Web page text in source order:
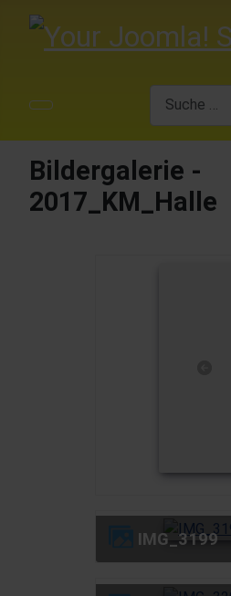
Bildergalerie -
2017_KM_Halle
IMG_3199